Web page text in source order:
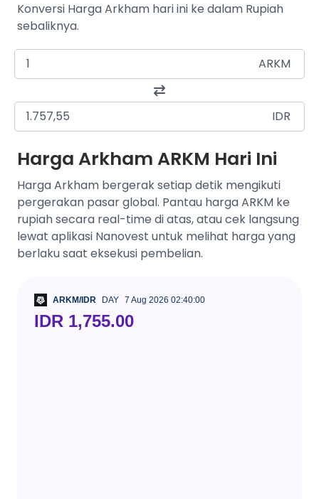
Konversi Harga Arkham hari ini ke dalam Rupiah
sebaliknya.
ARKM
IDR
Harga Arkham ARKM Hari Ini
Harga Arkham bergerak setiap detik mengikuti
pergerakan pasar global. Pantau harga ARKM ke
rupiah secara real-time di atas, atau cek langsung
lewat aplikasi Nanovest untuk melihat harga yang
berlaku saat eksekusi pembelian.
ARKM/IDR DAY 7 Aug 2026 02:40:00
IDR 1,755.00